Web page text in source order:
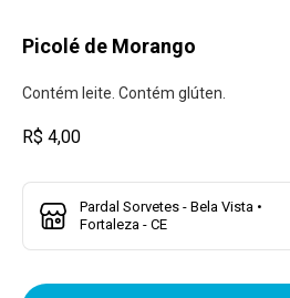
Picolé de Morango
Contém leite. Contém glúten.
R$ 4,00
Pardal Sorvetes - Bela Vista •
Fortaleza - CE